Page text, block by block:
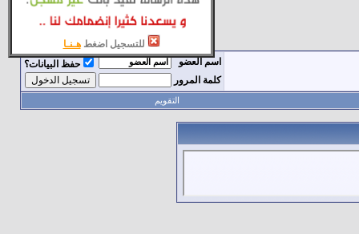
للتسجيل اضغط هـنـا
اسم العضو
حفظ البيانات؟
كلمة المرور
التقويم